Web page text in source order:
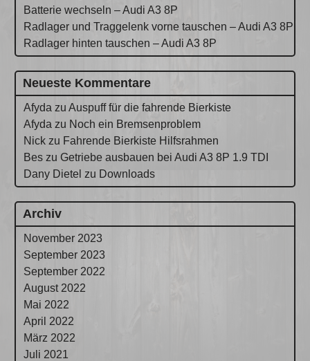
Batterie wechseln – Audi A3 8P
Radlager und Traggelenk vorne tauschen – Audi A3 8P
Radlager hinten tauschen – Audi A3 8P
Neueste Kommentare
Afyda zuAuspuff für die fahrende Bierkiste
Afyda zu Noch ein Bremsenproblem
Nick zu Fahrende Bierkiste Hilfsrahmen
Bes zuGetriebe ausbauen bei Audi A3 8P 1.9 TDI
Dany Dietel zu Downloads
Archiv
November 2023
September 2023
September 2022
August 2022
Mai 2022
April 2022
März 2022
Juli 2021